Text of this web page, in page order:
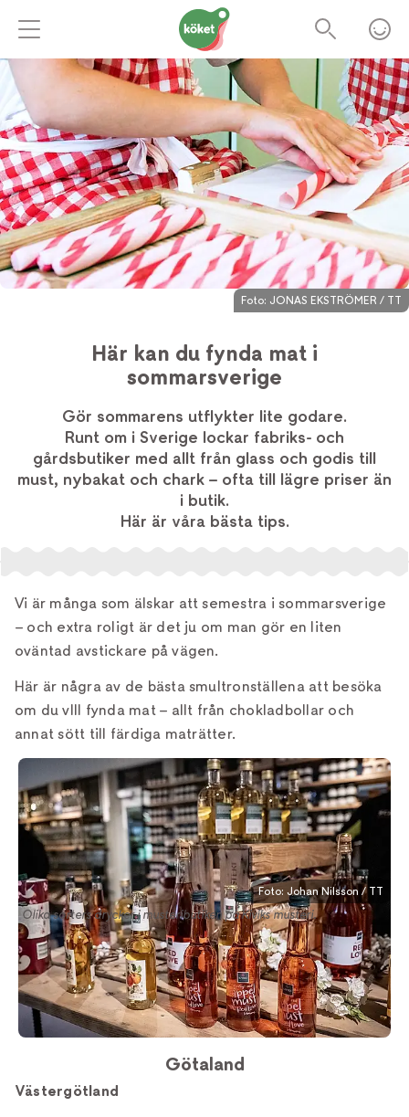
Foto: JONAS EKSTRÖMER / TT
Här kan du fynda mat i
sommarsverige
Gör sommarens utflykter lite godare.
Runt om i Sverige lockar fabriks- och
gårdsbutiker med allt från glass och godis till
must, nybakat och chark – ofta till lägre priser än
i butik.
Här är våra bästa tips.
Vi är många som älskar att semestra i sommarsverige
– och extra roligt är det ju om man gör en liten
oväntad avstickare på vägen.
Här är några av de bästa smultronställena att besöka
om du vlll fynda mat – allt från chokladbollar och
annat sött till färdiga maträtter.
Olika sorters drycker i musteributiken på Kiviks musteri.
Foto: Johan Nilsson / TT
Götaland
Västergötland